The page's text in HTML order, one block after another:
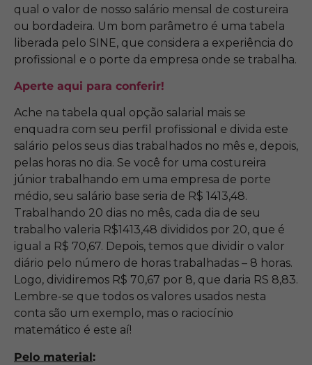
qual o valor de nosso salário mensal de costureira
ou bordadeira. Um bom parâmetro é uma tabela
liberada pelo SINE, que considera a experiência do
profissional e o porte da empresa onde se trabalha.
Aperte aqui para conferir!
Ache na tabela qual opção salarial mais se
enquadra com seu perfil profissional e divida este
salário pelos seus dias trabalhados no mês e, depois,
pelas horas no dia. Se você for uma costureira
júnior trabalhando em uma empresa de porte
médio, seu salário base seria de R$ 1413,48.
Trabalhando 20 dias no mês, cada dia de seu
trabalho valeria R$1413,48 divididos por 20, que é
igual a R$ 70,67. Depois, temos que dividir o valor
diário pelo número de horas trabalhadas – 8 horas.
Logo, dividiremos R$ 70,67 por 8, que daria RS 8,83.
Lembre-se que todos os valores usados nesta
conta são um exemplo, mas o raciocínio
matemático é este aí!
Pelo material: